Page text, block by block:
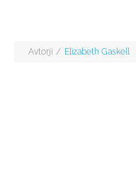
Avtorji / Elizabeth Gaskell